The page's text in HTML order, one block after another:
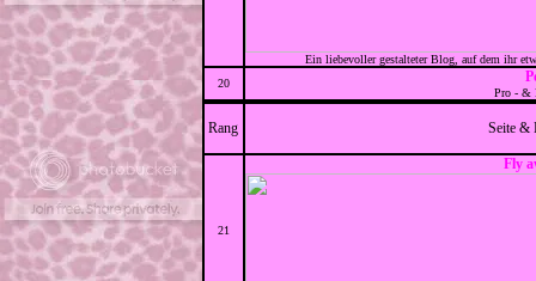
Ein liebevoller gestalteter Blog, auf dem ihr
20
Pro - &
Rang Seite &
21
Fly